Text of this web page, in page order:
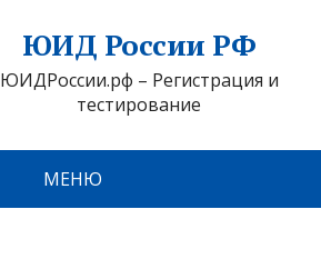
ЮИД России РФ
ЮИДРоссии.рф – Регистрация и
тестирование
МЕНЮ